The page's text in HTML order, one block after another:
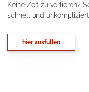
Keine Zeit zu verlieren?
schnell und
hier ausfüllen